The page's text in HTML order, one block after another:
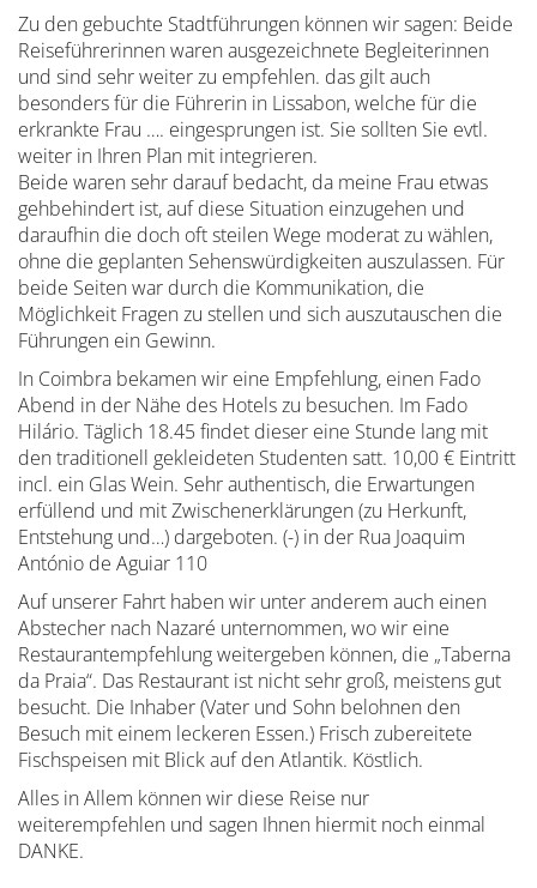
Zu den gebuchte Stadtführungen können wir sagen: Beide
Reiseführerinnen waren ausgezeichnete Begleiterinnen
und sind sehr weiter zu empfehlen. das gilt auch
besonders für die Führerin in Lissabon, welche für die
erkrankte Frau …. eingesprungen ist. Sie sollten Sie evtl.
weiter in Ihren Plan mit integrieren.
Beide waren sehr darauf bedacht, da meine Frau etwas
gehbehindert ist, auf diese Situation einzugehen und
daraufhin die doch oft steilen Wege moderat zu wählen,
ohne die geplanten Sehenswürdigkeiten auszulassen. Für
beide Seiten war durch die Kommunikation, die
Möglichkeit Fragen zu stellen und sich auszutauschen die
Führungen ein Gewinn.
In Coimbra bekamen wir eine Empfehlung, einen Fado
Abend in der Nähe des Hotels zu besuchen. Im Fado
Hilário. Täglich 18.45 findet dieser eine Stunde lang mit
den traditionell gekleideten Studenten satt. 10,00 € Eintritt
incl. ein Glas Wein. Sehr authentisch, die Erwartungen
erfüllend und mit Zwischenerklärungen (zu Herkunft,
Entstehung und…) dargeboten. (-) in der Rua Joaquim
António de Aguiar 110
Auf unserer Fahrt haben wir unter anderem auch einen
Abstecher nach Nazaré unternommen, wo wir eine
Restaurantempfehlung weitergeben können, die „Taberna
da Praia“. Das Restaurant ist nicht sehr groß, meistens gut
besucht. Die Inhaber (Vater und Sohn belohnen den
Besuch mit einem leckeren Essen.) Frisch zubereitete
Fischspeisen mit Blick auf den Atlantik. Köstlich.
Alles in Allem können wir diese Reise nur
weiterempfehlen und sagen Ihnen hiermit noch einmal
DANKE.